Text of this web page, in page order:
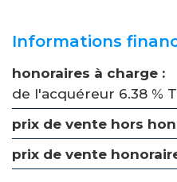
Informations
honoraires à charge :
de l'acquéreur 6.38 %
prix de vente hors
prix de vente